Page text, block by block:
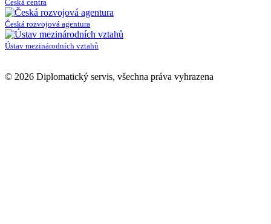
Česká centra
Česká rozvojová agentura
Ústav mezinárodních vztahů
© 2026 Diplomatický servis, všechna práva vyhrazena